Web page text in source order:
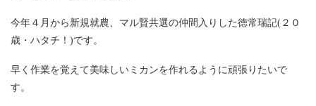
今年４月から新規就農、マル賢共選の仲間入りした徳常瑞記(２０
歳・ハタチ！)です。
早く作業を覚えて美味しいミカンを作れるように頑張りたいで
す。